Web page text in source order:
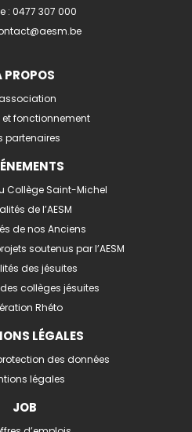
: 0477 307 000
PROPOS
et fonctionnement
partenaires
Collège Saint-Michel
de l’AESM
de nos Anciens
soutenus par l’AESM
des jésuites
collèges jésuites
Rhéto
LÉGALES
des données
légales
JOB